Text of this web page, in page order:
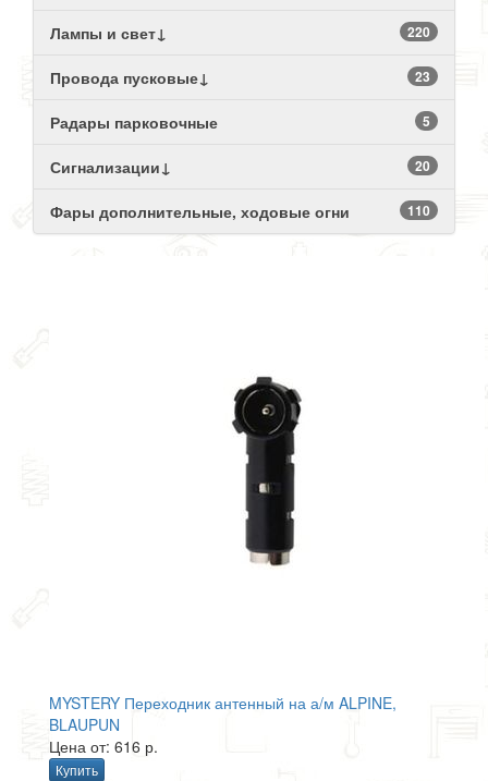
Лампы и свет↓ 220
Провода пусковые↓ 23
Радары парковочные 5
Сигнализации↓ 20
Фары дополнительные, ходовые огни 110
MYSTERY Переходник антенный на а/м ALPINE,
BLAUPUN
Цена от: 616 р.
Купить